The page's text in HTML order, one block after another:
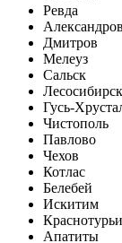
Ревда
Александров
Дмитров
Мелеуз
Сальск
Лесосибирск
Гусь-
Чистополь
Павлово
Чехов
Котлас
Белебей
Искитим
Апатиты